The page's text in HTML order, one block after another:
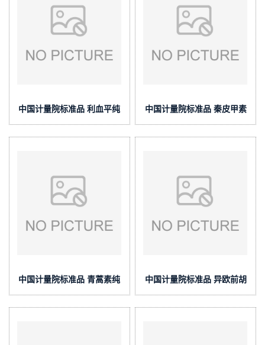
中国计量院标准品 利血平纯
度标准物质(泰坦供应)
中国计量院标准品 秦皮甲素
纯度标准物质(泰坦供应)
中国计量院标准品 青蒿素纯
度标准物质(泰坦供应)
中国计量院标准品 异欧前胡
素纯度标准物质(泰坦供应)